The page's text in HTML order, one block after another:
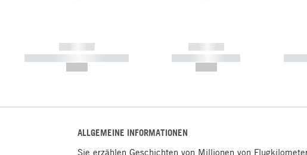
------------
----------- ----------- -----------
------------
----------- -----------
ALLGEMEINE INFORMATIONEN
Sie erzählen Geschichten von Millionen von